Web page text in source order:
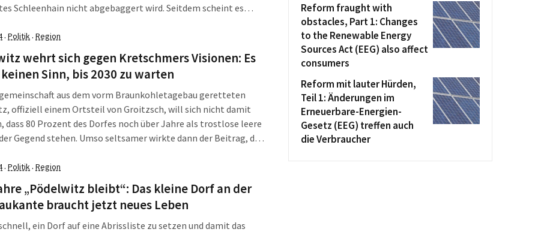
Schleenhain nicht abgebaggert wird. Seitdem scheint es
„Pödelwitz hat […]
· Politik· Region
wehrt sich gegen Kretschmers Visionen: Es
Sinn, bis 2030 zu warten
aus dem vorm Braunkohletagebau geretteten
offiziell einem Ortsteil von Groitzsch, will sich nicht damit
dass 80 Prozent des Dorfes noch über Jahre als trostlose leere
Gegend stehen. Umso seltsamer wirkte dann der Beitrag, der
erst […]
· Politik· Region
„Pödelwitz bleibt“: Das kleine Dorf an der
braucht jetzt neues Leben
ein Dorf auf eine Abrissliste zu setzen und damit das
Reform fraught with
obstacles, Part 1: Changes
to the Renewable Energy
Sources Act (EEG) also affect
consumers
Reform mit lauter Hürden,
Teil 1: Änderungen im
Erneuerbare-Energien-
Gesetz (EEG) treffen auch
die Verbraucher